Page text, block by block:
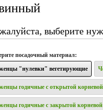
выберите
посадочный материал:
"нулевки" вегетирующие
годичные с открытой корневой
годичные с закрытой корневой